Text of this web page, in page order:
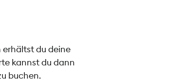
du deine
kannst du dann
buchen.